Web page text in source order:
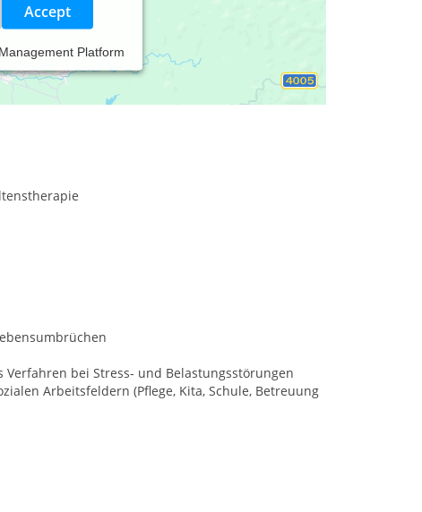
Accept
Platform
bei Stress- und Belastungsstörungen
Arbeitsfeldern (Pflege, Kita, Schule, Betreuung